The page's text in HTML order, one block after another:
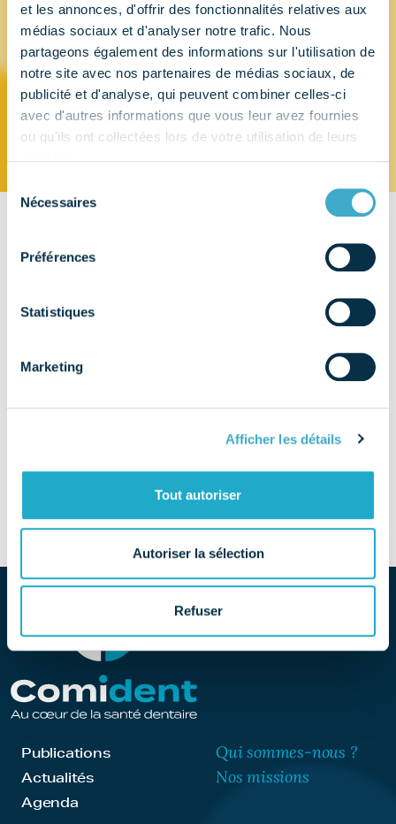
et les annonces, d'offrir des fonctionnalités relatives aux
médias sociaux et d'analyser notre trafic. Nous
partageons également des informations sur l'utilisation de
notre site avec nos partenaires de médias sociaux, de
publicité et d'analyse, qui peuvent combiner celles-ci
avec d'autres informations que vous leur avez fournies
ou qu'ils ont collectées lors de votre utilisation de leurs
Nécessaires
Préférences
Statistiques
Marketing
Afficher les détails
Tout autoriser
Autoriser la sélection
Refuser
BISICO FRANCE
208 allée de la Coudoulette
EMAIL
Publications
Actualités
Agenda
Qui sommes-nous ?
Nos missions